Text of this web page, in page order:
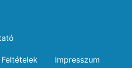
Impresszum